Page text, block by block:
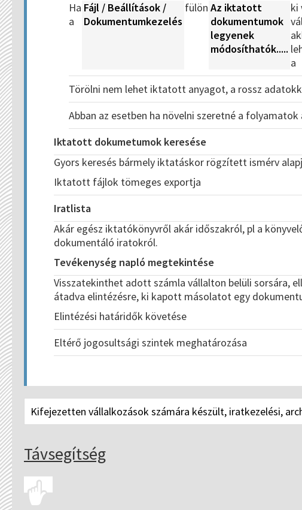
Ha
a
Fájl / Beállítások /
Dokumentumkezelés
fülön Az iktatott
dokumentumok
legyenek
módosíthatók.....
ki
a
Törölni nem lehet iktatott anyagot, a rossz
Abban az esetben ha növelni szeretné a
Iktatott dokumetumok keresése
Gyors keresés bármely iktatáskor rögzített ismérv
Iktatott fájlok tömeges exportja
Iratlista
Akár egész iktatókönyvről akár időszakról, pl a
dokumentáló iratokról.
Tevékenység napló megtekintése
Visszatekinthet adott számla vállalton belüli sorsára,
átadva elintézésre, ki kapott másolatot egy
Elintézési határidők követése
Eltérő jogosultsági szintek meghatározása
Kifejezetten vállalkozások számára készült, iratkezelési,
Távsegítség